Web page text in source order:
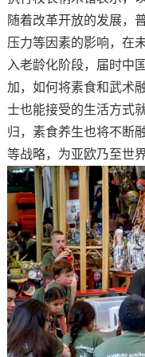
随着改革开放的发展，
压力等因素的影响，在
入老龄化阶段，届时中
加，如何将素食和武术
士也能接受的生活方式
归，素食养生也将不断
等战略，为亚欧乃至世